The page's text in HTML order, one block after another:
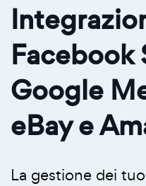
Facebook
Google
eBay e
La gestione dei